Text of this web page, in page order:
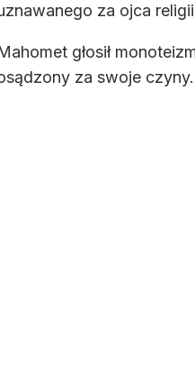
za ojca
głosił
za swoje